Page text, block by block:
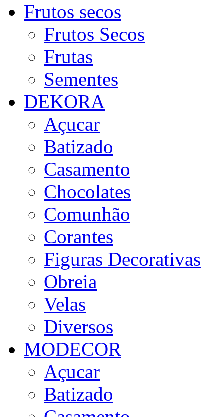
Frutos secos
Frutos Secos
Frutas
Sementes
DEKORA
Açucar
Batizado
Casamento
Chocolates
Comunhão
Corantes
Figuras Decorativas
Obreia
Velas
Diversos
MODECOR
Açucar
Batizado